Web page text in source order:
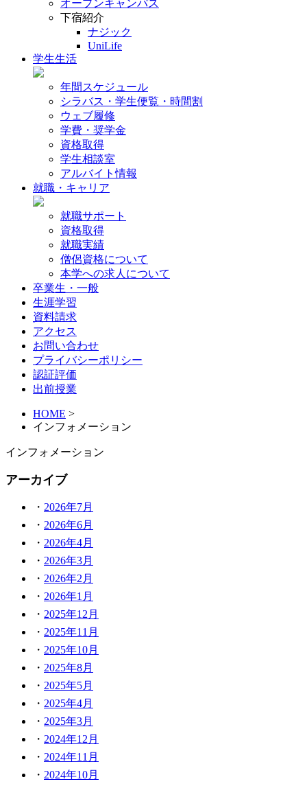
オープンキャンパス
下宿紹介
ナジック
UniLife
学生生活
年間スケジュール
シラバス・学生便覧・時間割
ウェブ履修
学費・奨学金
資格取得
学生相談室
アルバイト情報
就職・キャリア
就職サポート
資格取得
就職実績
僧侶資格について
本学への求人について
卒業生・一般
生涯学習
資料請求
アクセス
お問い合わせ
プライバシーポリシー
認証評価
出前授業
HOME >
インフォメーション
インフォメーション
アーカイブ
2026年7月
2026年6月
2026年4月
2026年3月
2026年2月
2026年1月
2025年12月
2025年11月
2025年10月
2025年8月
2025年5月
2025年4月
2025年3月
2024年12月
2024年11月
2024年10月